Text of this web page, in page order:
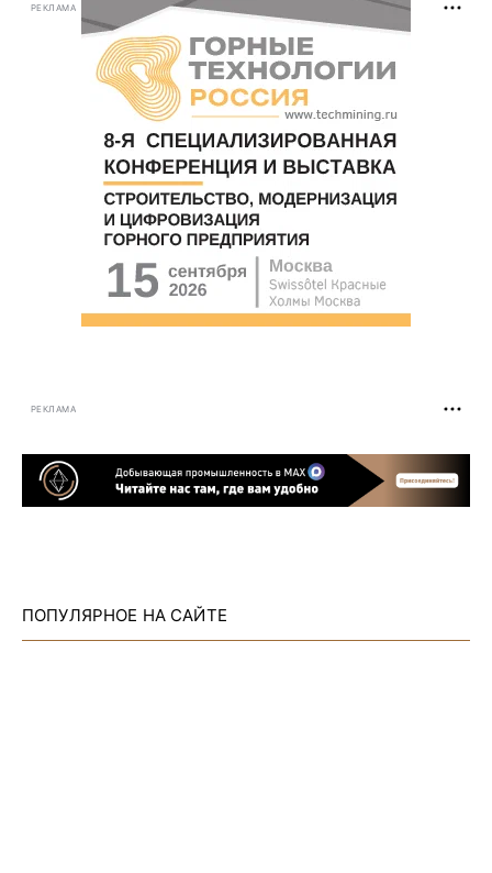
РЕКЛАМА
РЕКЛАМА
ПОПУЛЯРНОЕ НА САЙТЕ